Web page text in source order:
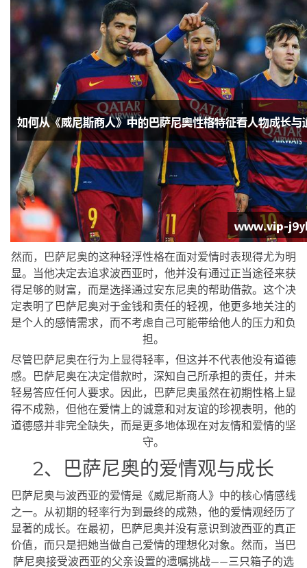
然而，巴萨尼奥的这种轻浮性格在面对爱情时表现得尤为明
显。当他决定去追求波西亚时，他并没有通过正当途径来获
得足够的财富，而是选择通过安东尼奥的帮助借款。这个决
定表明了巴萨尼奥对于金钱和责任的轻视，他更多地关注的
是个人的感情需求，而不考虑自己可能带给他人的压力和负
担。
尽管巴萨尼奥在行为上显得轻率，但这并不代表他没有道德
感。巴萨尼奥在决定借款时，深知自己所承担的责任，并未
轻易答应任何人要求。因此，巴萨尼奥虽然在初期性格上显
得不成熟，但他在爱情上的诚意和对友谊的珍视表明，他的
道德感并非完全缺失，而是更多地体现在对友情和爱情的坚
守。
2、巴萨尼奥的爱情观与成长
巴萨尼奥与波西亚的爱情是《威尼斯商人》中的核心情感线
之一。从初期的轻率行为到最终的成熟，他的爱情观经历了
显著的成长。在最初，巴萨尼奥并没有意识到波西亚的真正
价值，而只是把她当做自己爱情的理想化对象。然而，当巴
萨尼奥接受波西亚的父亲设置的遗嘱挑战——三只箱子的选